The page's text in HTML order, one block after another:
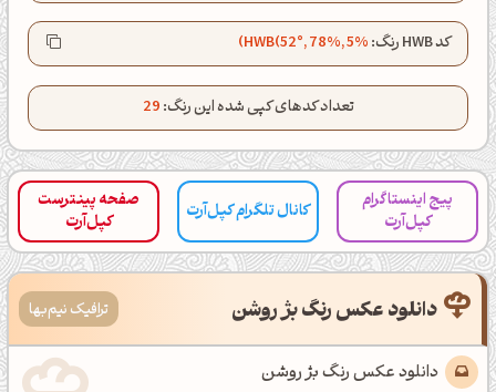
کد HWB رنگ: HWB(52°, 78%, 5%)
تعداد کدهای کپی شده این رنگ:29
پیج اینستاگرام
کپل‌آرت
کانال تلگرام کپل‌آرت
صفحه پینترست
کپل‌آرت
دانلود عکس رنگ بژ روشن ترافیک نیم‌بها
دانلود عکس رنگ بژ روشن
کانال تلگرام
اینستاگرام
کانال ایــتا
کانال بلـــه
اَپ اندروید اَپ ویندوز